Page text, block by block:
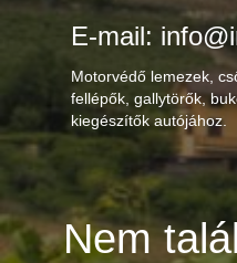
E-mail:
Motorvédő lemezek,
fellépők, gallytörők,
kiegészítők autójához.
Nem